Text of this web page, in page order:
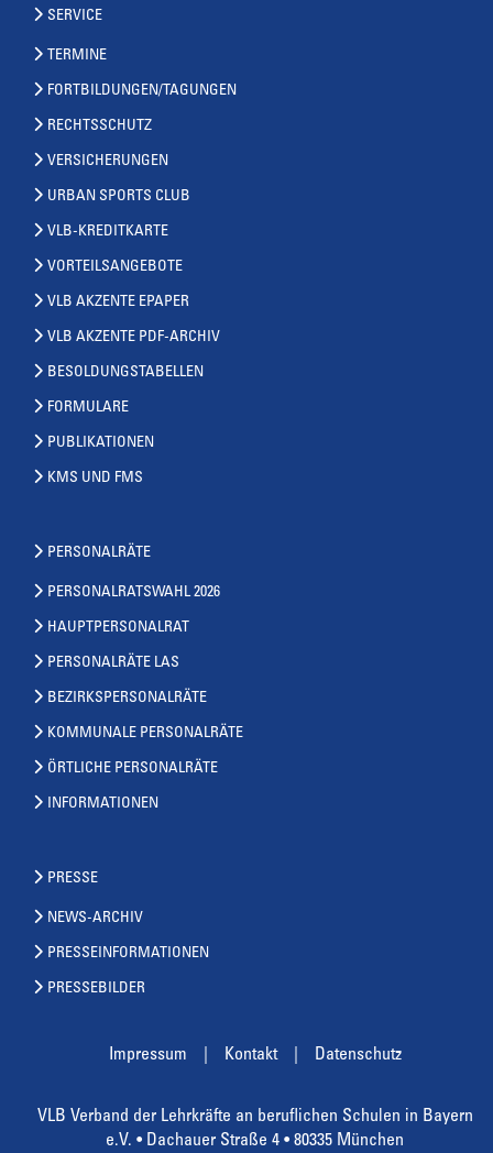
SERVICE
TERMINE
FORTBILDUNGEN/TAGUNGEN
RECHTSSCHUTZ
VERSICHERUNGEN
URBAN SPORTS CLUB
VLB-KREDITKARTE
VORTEILSANGEBOTE
VLB AKZENTE EPAPER
VLB AKZENTE PDF-ARCHIV
BESOLDUNGSTABELLEN
FORMULARE
PUBLIKATIONEN
KMS UND FMS
PERSONALRÄTE
PERSONALRATSWAHL 2026
HAUPTPERSONALRAT
PERSONALRÄTE LAS
BEZIRKSPERSONALRÄTE
KOMMUNALE PERSONALRÄTE
ÖRTLICHE PERSONALRÄTE
INFORMATIONEN
PRESSE
NEWS-ARCHIV
PRESSEINFORMATIONEN
PRESSEBILDER
Impressum Kontakt Datenschutz
VLB Verband der Lehrkräfte an beruflichen Schulen in Bayern
e.V. • Dachauer Straße 4 • 80335 München